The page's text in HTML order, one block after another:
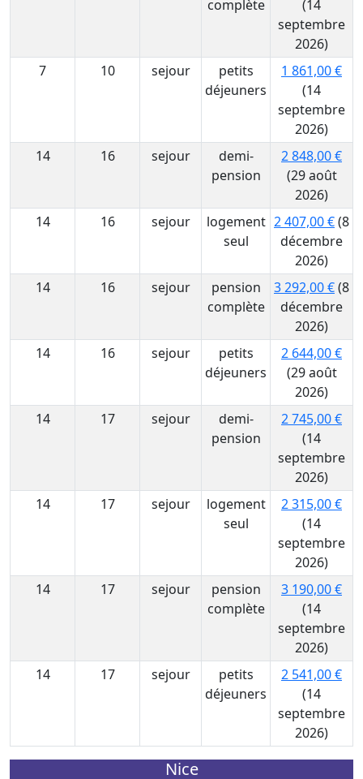
complète
(14
septembre
2026)
7
10 sejour
petits
déjeuners
1 861,00 €
(14
septembre
2026)
14
16 sejour
demi-
pension
2 848,00 €
(29 août
2026)
14
16 sejour
logement
seul
2 407,00 €(8
décembre
2026)
14
16 sejour
pension
complète
3 292,00 €(8
décembre
2026)
14
16 sejour
petits
déjeuners
2 644,00 €
(29 août
2026)
14
17 sejour
demi-
pension
2 745,00 €
(14
septembre
2026)
14
17 sejour
logement
seul
2 315,00 €
(14
septembre
2026)
14
17 sejour
pension
complète
3 190,00 €
(14
septembre
2026)
14
17 sejour
petits
déjeuners
2 541,00 €
(14
septembre
2026)
Nice